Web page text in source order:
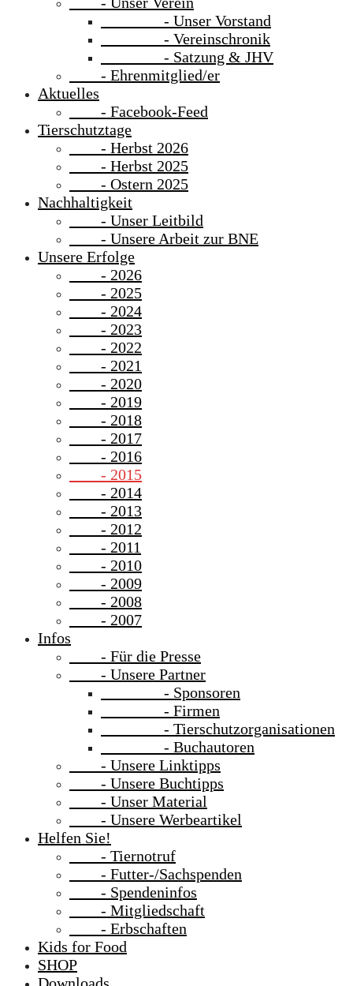
- Unser Vorstand
- Vereinschronik
- Satzung & JHV
- Ehrenmitglied/er
Aktuelles
- Facebook-Feed
Tierschutztage
- Herbst 2026
- Herbst 2025
- Ostern 2025
Nachhaltigkeit
- Unser Leitbild
- Unsere Arbeit zur BNE
Unsere Erfolge
- 2026
- 2025
- 2024
- 2023
- 2022
- 2021
- 2020
- 2019
- 2018
- 2017
- 2016
- 2015
- 2014
- 2013
- 2012
- 2011
- 2010
- 2009
- 2008
- 2007
Infos
- Für die Presse
- Unsere Partner
- Sponsoren
- Firmen
- Tierschutzorganisationen
- Buchautoren
- Unsere Linktipps
- Unsere Buchtipps
- Unser Material
- Unsere Werbeartikel
Helfen Sie!
- Tiernotruf
- Futter-/Sachspenden
- Spendeninfos
- Mitgliedschaft
- Erbschaften
Kids for Food
SHOP